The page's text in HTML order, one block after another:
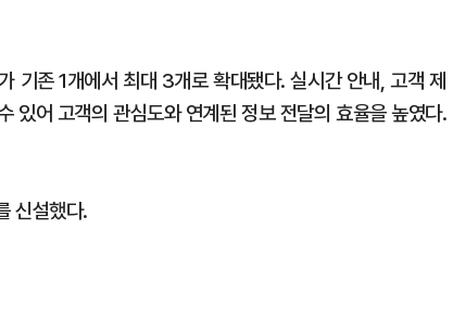
기존 1개에서 최대 3개로 확대됐다. 실시간 안내, 고객 제
있어 고객의 관심도와 연계된 정보 전달의 효율을 높였다.
신설했다.